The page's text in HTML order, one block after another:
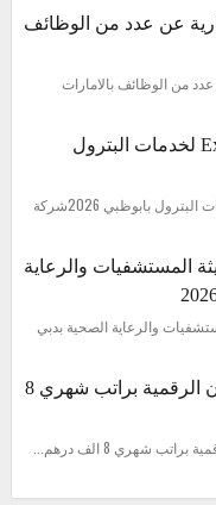
عن عدد من الوظائف
من الوظائف بالامارات
وظائف في شركة Expro لخدمات البترول
وظائف في شركة Expro لخدمات البترول بابوظبي 2026شركة
المستشفيات والرعاية
والرعاية الصحية بدبي
وظيفة في دائرة عجمان الرقمية براتب شهري 8
شهري 8 الف درهم...